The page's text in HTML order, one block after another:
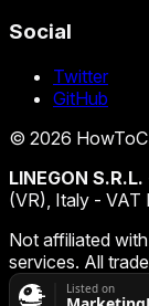
Social
Twitter
GitHub
© 2026
LINEGON S.R.L.
(VR), Italy - VAT
Not affiliated
services. All